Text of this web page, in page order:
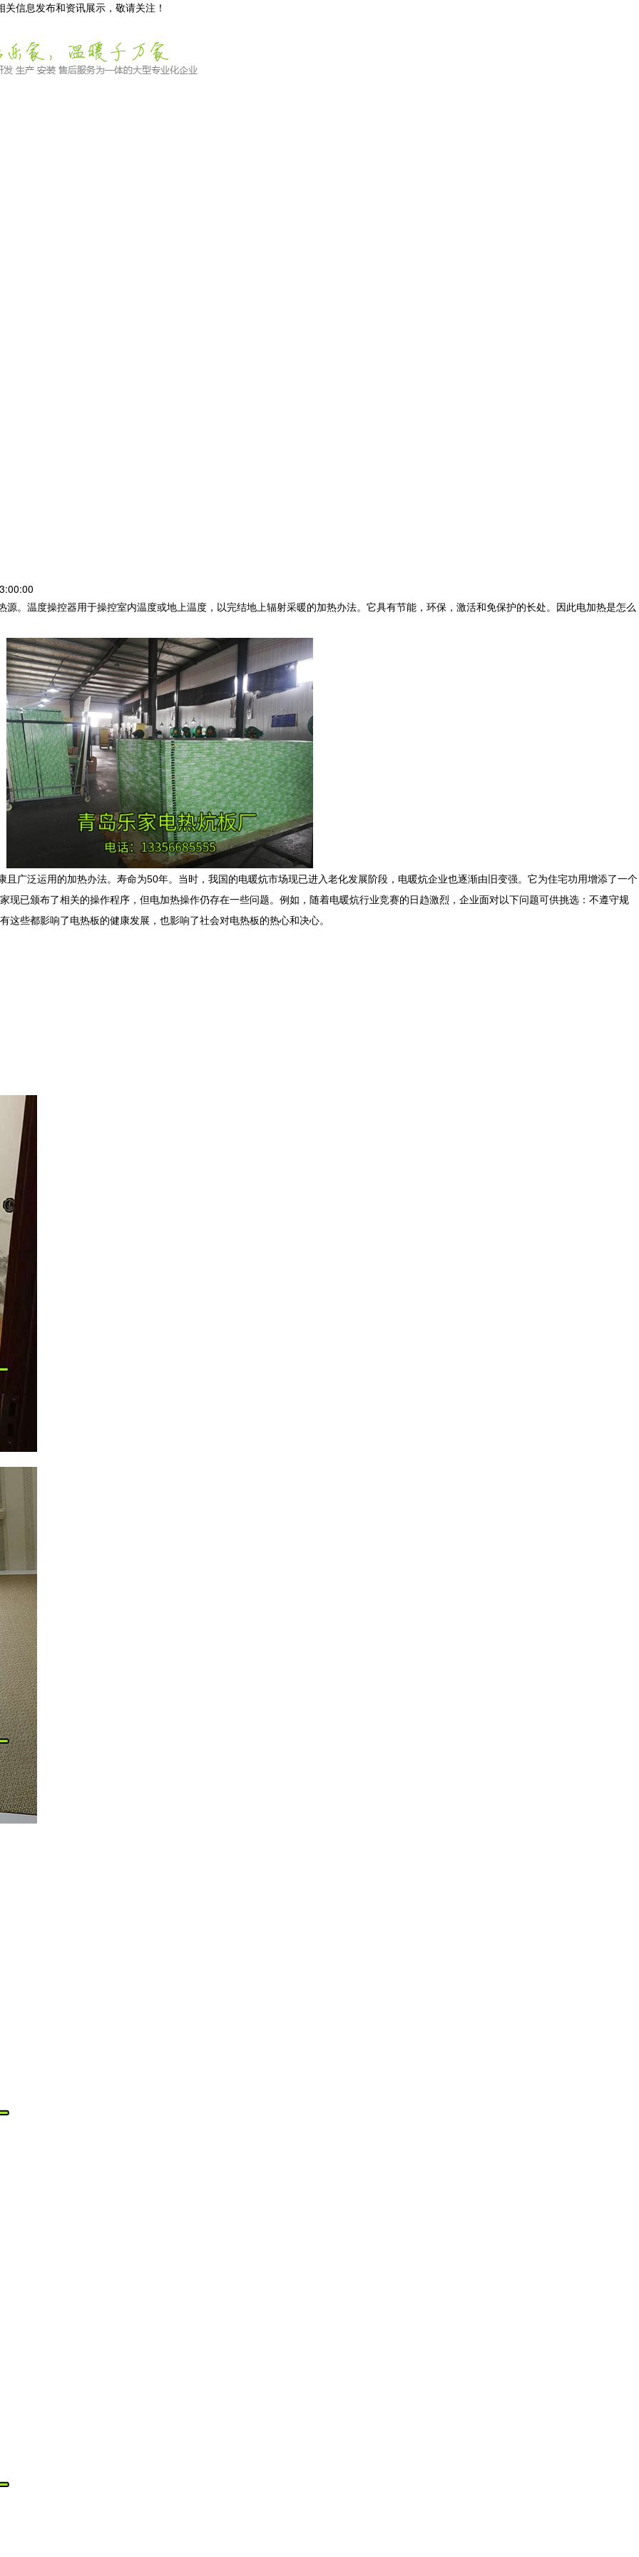
信息发布和资讯展示，敬请关注！
温度操控器用于操控室内温度或地上温度，以完结地上辐射采暖的加热办法。它具有节能，环保，激活和免保护的长处。因此电加热是怎么
广泛运用的加热办法。寿命为50年。当时，我国的电暖炕市场现已进入老化发展阶段， 电暖炕企业也逐渐由旧变强。它为住宅功用增添了一个
现已颁布了相关的操作程序，但电加热操作仍存在一些问题。例如，随着电暖炕行业竞赛的日趋激烈，企业面对以下问题可供挑选：不遵守规
这些都影响了电热板的健康发展，也影响了社会对电热板的热心和决心。